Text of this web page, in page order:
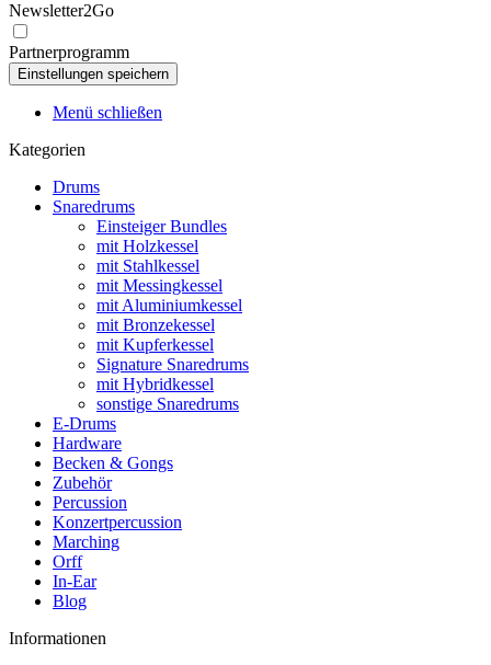
Newsletter2Go
Partnerprogramm
Menü schließen
Kategorien
Drums
Snaredrums
Einsteiger Bundles
mit Holzkessel
mit Stahlkessel
mit Messingkessel
mit Aluminiumkessel
mit Bronzekessel
mit Kupferkessel
Signature Snaredrums
mit Hybridkessel
sonstige Snaredrums
E-Drums
Hardware
Becken & Gongs
Zubehör
Percussion
Konzertpercussion
Marching
Orff
In-Ear
Blog
Informationen